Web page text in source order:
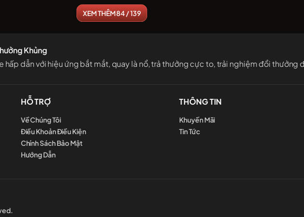
XEM THÊM 84 / 139
Khủng
hấp dẫn với hiệu ứng bắt mắt, quay là nổ, trả thưởng cực to, trải nghiệm đổi thưởng
HỖ TRỢ
Về Chúng Tôi
Điều Khoản Điều Kiện
Chính Sách Bảo Mật
Hướng Dẫn
THÔNG TIN
Khuyến Mãi
Tin Tức